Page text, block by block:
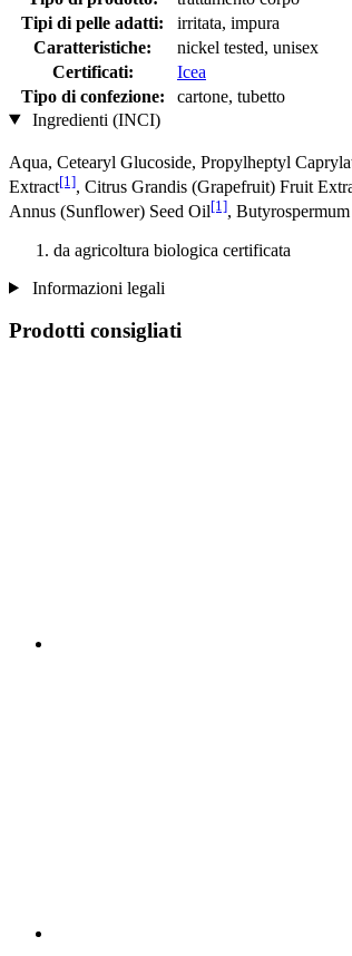
Tipi di pelle adatti:
irritata, impura
Caratteristiche:
nickel tested, unisex
Certificati:
Icea
Tipo di confezione:
cartone, tubetto
Ingredienti (INCI)
Aqua, Cetearyl Glucoside, Propylheptyl
Extract[1], Citrus Grandis (Grapefruit) Fruit
Annus (Sunflower) Seed Oil[1],
da agricoltura biologica certificata
Informazioni legali
Prodotti consigliati